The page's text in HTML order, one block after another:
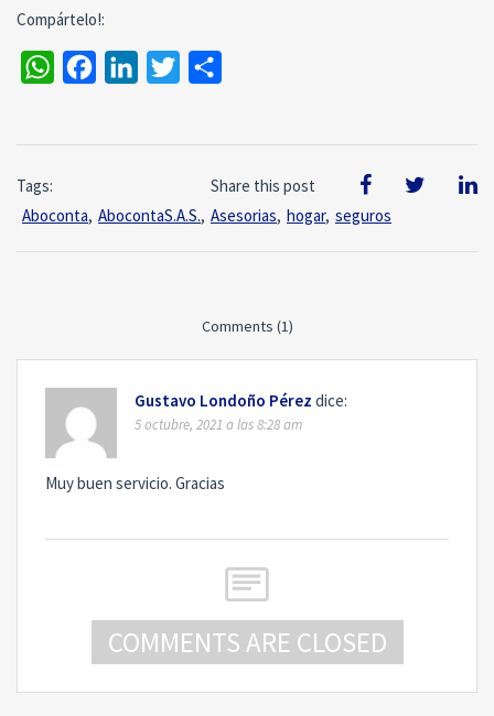
Compártelo!:
WhatsAppFacebookLinkedInTwitter
Share this post
Tags:
Aboconta, AbocontaS.A.S., Asesorias, hogar, seguros
Comments (1)
Gustavo Londoño Pérez dice:
5 octubre, 2021 a las 8:28 am
Muy buen servicio. Gracias
COMMENTS ARE CLOSED